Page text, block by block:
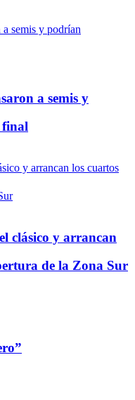
a semis y
final
clásico y arrancan
de la Zona Sur